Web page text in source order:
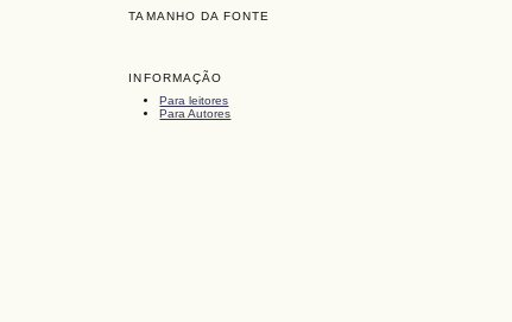
TAMANHO DA FONTE
INFORMAÇÃO
Para leitores
Para Autores